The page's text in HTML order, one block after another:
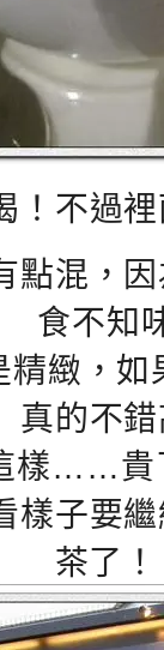
！不過
點混，
食不知
精緻，
真的不
樣……貴
樣子要
茶了！